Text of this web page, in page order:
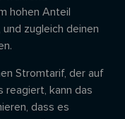
hohen Anteil
zugleich deinen
Stromtarif, der auf
reagiert, kann das
dass es